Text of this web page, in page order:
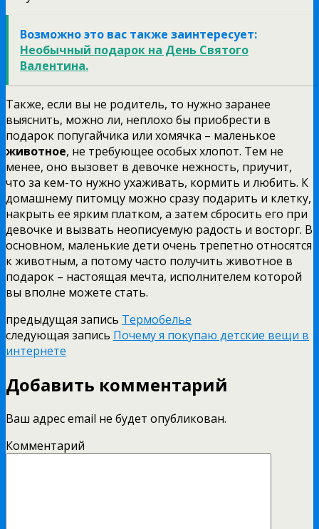
Возможно это вас также заинтересует:
Необычный подарок на День Святого
Валентина.
Также, если вы не родитель, то нужно заранее
выяснить, можно ли, неплохо бы приобрести в
подарок попугайчика или хомячка – маленькое
животное, не требующее особых хлопот. Тем не
менее, оно вызовет в девочке нежность, приучит,
что за кем-то нужно ухаживать, кормить и любить. К
домашнему питомцу можно сразу подарить и клетку,
накрыть ее ярким платком, а затем сбросить его при
девочке и вызвать неописуемую радость и восторг. В
основном, маленькие дети очень трепетно относятся
к животным, а потому часто получить животное в
подарок – настоящая мечта, исполнителем которой
вы вполне можете стать.
предыдущая запись Термобелье
следующая запись Почему я покупаю детские вещи в
интернете
Добавить комментарий
Ваш адрес email не будет опубликован.
Комментарий